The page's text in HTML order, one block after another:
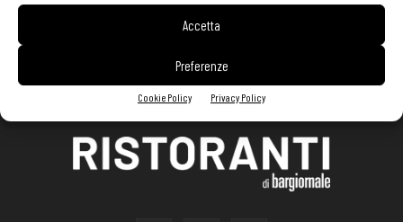
Accetta
Preferenze
Cookie Policy Privacy Policy